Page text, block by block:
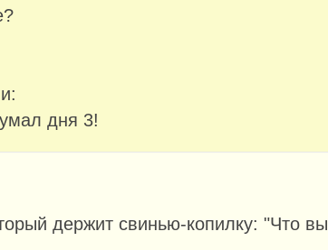
дня 3!
держит свинью-копилку: "Что вы